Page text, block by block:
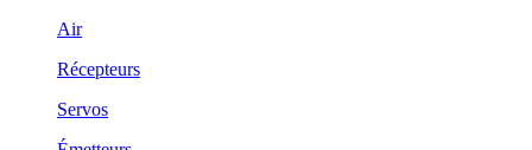
Air
Récepteurs
Servos